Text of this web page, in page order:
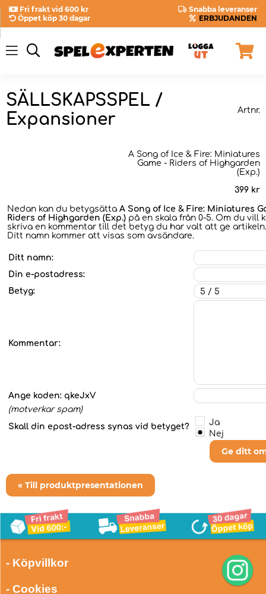
Fri frakt vid 600 kr
Snabba leveranser
Öppet köp 30 dagar
ERBJUDANDEN
SÄLLSKAPSSPEL /
Expansioner
Artnr.
A Song of Ice & Fire: Miniatures
Game - Riders of Highgarden
(Exp.)
399 kr
Nedan kan du betygsätta A Song of Ice & Fire: Miniatures
Riders of Highgarden (Exp.) på en skala från 0-5. Om du vill
skriva en kommentar till det betyg du har valt att ge artikeln.
Ditt namn kommer att visas som avsändare.
Ditt namn:
Din e-postadress:
Betyg:
Kommentar:
Ange koden: qkeJxV
(motverkar spam)
Skall din epost-adress synas vid betyget?
Ja
Nej
Ge ditt
« Till produktpresentationen
- Köpvillkor
- Cookies